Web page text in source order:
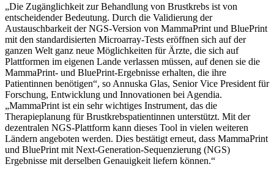
„Die Zugänglichkeit zur Behandlung von Brustkrebs ist von
entscheidender Bedeutung. Durch die Validierung der
Austauschbarkeit der NGS-Version von MammaPrint und BluePrint
mit den standardisierten Microarray-Tests eröffnen sich auf der
ganzen Welt ganz neue Möglichkeiten für Ärzte, die sich auf
Plattformen im eigenen Lande verlassen müssen, auf denen sie die
MammaPrint- und BluePrint-Ergebnisse erhalten, die ihre
Patientinnen benötigen“, so Annuska Glas, Senior Vice President für
Forschung, Entwicklung und Innovationen bei Agendia.
„MammaPrint ist ein sehr wichtiges Instrument, das die
Therapieplanung für Brustkrebspatientinnen unterstützt. Mit der
dezentralen NGS-Plattform kann dieses Tool in vielen weiteren
Ländern angeboten werden. Dies bestätigt erneut, dass MammaPrint
und BluePrint mit Next-Generation-Sequenzierung (NGS)
Ergebnisse mit derselben Genauigkeit liefern können.“